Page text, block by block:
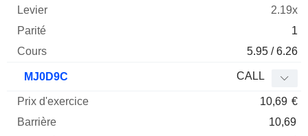
2.19x
1
5.95 / 6.26
MJ0D9C CALL
10,69 €
10,69